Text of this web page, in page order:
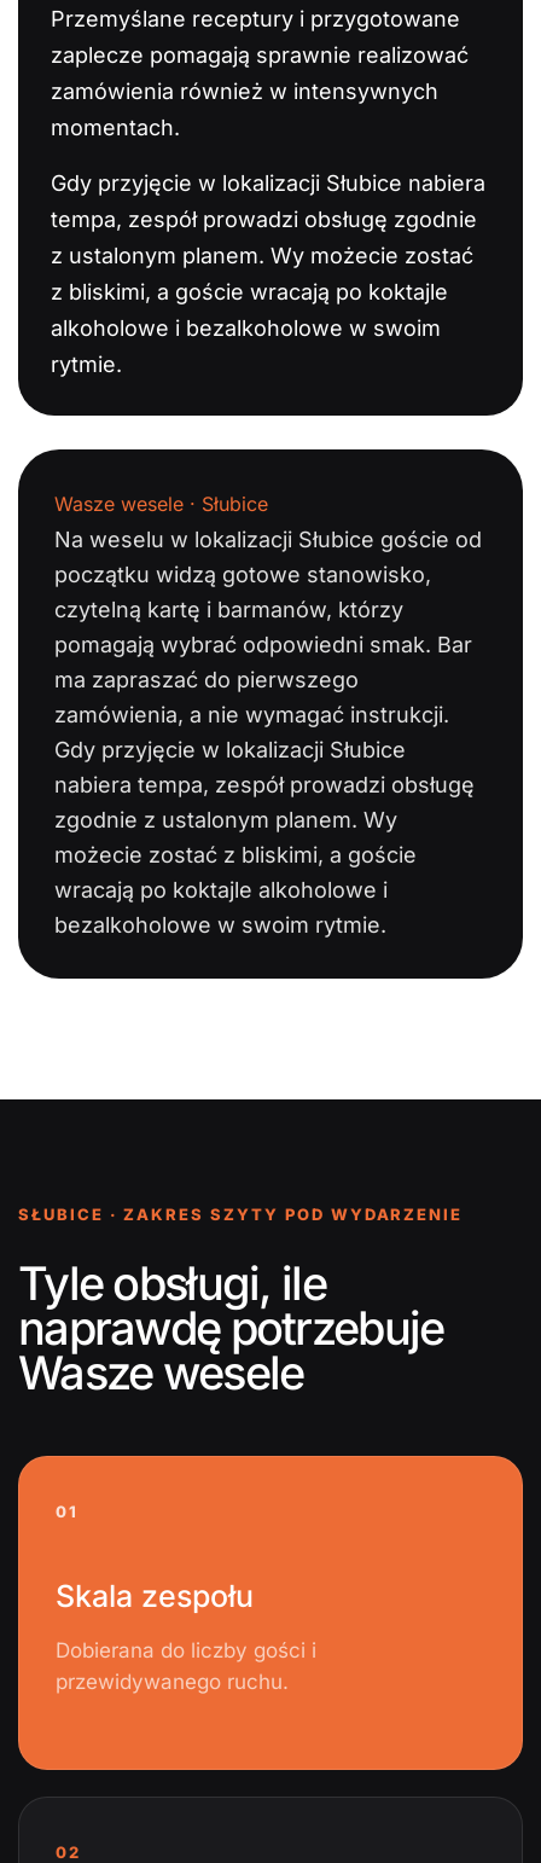
Przemyślane receptury i przygotowane
zaplecze pomagają sprawnie realizować
zamówienia również w intensywnych
momentach.
Gdy przyjęcie w lokalizacji Słubice nabiera
tempa, zespół prowadzi obsługę zgodnie
z ustalonym planem. Wy możecie zostać
z bliskimi, a goście wracają po koktajle
alkoholowe i bezalkoholowe w swoim
rytmie.
Wasze wesele · Słubice
Na weselu w lokalizacji Słubice goście od
początku widzą gotowe stanowisko,
czytelną kartę i barmanów, którzy
pomagają wybrać odpowiedni smak. Bar
ma zapraszać do pierwszego
zamówienia, a nie wymagać instrukcji.
Gdy przyjęcie w lokalizacji Słubice
nabiera tempa, zespół prowadzi obsługę
zgodnie z ustalonym planem. Wy
możecie zostać z bliskimi, a goście
wracają po koktajle alkoholowe i
bezalkoholowe w swoim rytmie.
SŁUBICE · ZAKRES SZYTY POD WYDARZENIE
Tyle obsługi, ile
naprawdę potrzebuje
Wasze wesele
01
Skala zespołu
Dobierana do liczby gości i
przewidywanego ruchu.
02